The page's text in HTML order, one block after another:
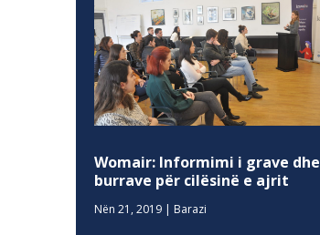
Womair: Informimi i grave dhe
burrave për cilësinë e ajrit
Nën 21, 2019 | Barazi